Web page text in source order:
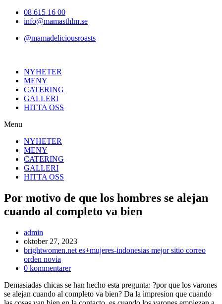
Hoppa08 615 16 00
info@mamasthlm.se
@mamadeliciousroasts
NYHETER
MENY
CATERING
GALLERI
HITTA OSS
Menu
NYHETER
MENY
CATERING
GALLERI
HITTA OSS
Por motivo de que los hombres se alejan
cuando al completo va bien
Inläggsförfattare:
admin
Inlägget
publicerat:
oktober 27, 2023
Inläggskategori:
brightwomen.net es+mujeres-indonesias mejor sitio correo
orden novia
Kommentarer
inlägget:
0 kommentarer
Demasiadas chicas se han hecho esta pregunta: ?por que los varones
se alejan cuando al completo va bien? Da la impresion que cuando